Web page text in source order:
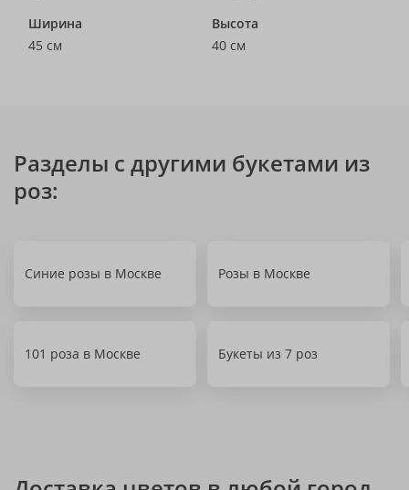
Ширина
45 см
Высота
40 см
Разделы с другими букетами из
роз:
Синие розы в Москве Розы в Москве
101 роза в Москве Букеты из 7 роз